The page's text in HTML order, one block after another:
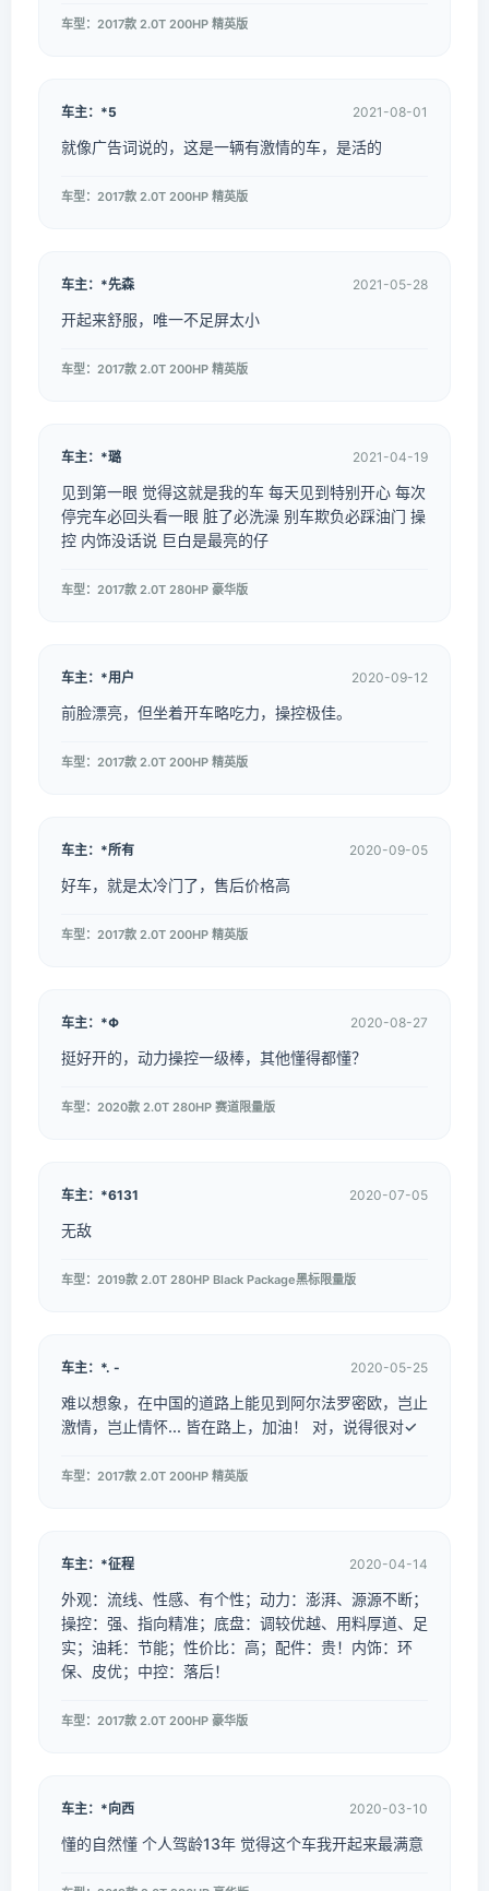
车型：2017款 2.0T 200HP 精英版
车主：*5 2021-08-01
就像广告词说的，这是一辆有激情的车，是活的
车型：2017款 2.0T 200HP 精英版
车主：*先森 2021-05-28
开起来舒服，唯一不足屏太小
车型：2017款 2.0T 200HP 精英版
车主：*璐 2021-04-19
见到第一眼 觉得这就是我的车 每天见到特别开心 每次
停完车必回头看一眼 脏了必洗澡 别车欺负必踩油门 操
控 内饰没话说 巨白是最亮的仔
车型：2017款 2.0T 280HP 豪华版
车主：*用户 2020-09-12
前脸漂亮，但坐着开车略吃力，操控极佳。
车型：2017款 2.0T 200HP 精英版
车主：*所有 2020-09-05
好车，就是太冷门了，售后价格高
车型：2017款 2.0T 200HP 精英版
车主：*Φ 2020-08-27
挺好开的，动力操控一级棒，其他懂得都懂？
车型：2020款 2.0T 280HP 赛道限量版
车主：*6131 2020-07-05
无敌
车型：2019款 2.0T 280HP Black Package黑标限量版
车主：*. - 2020-05-25
难以想象，在中国的道路上能见到阿尔法罗密欧，岂止
激情，岂止情怀... 皆在路上，加油！ 对，说得很对✓
车型：2017款 2.0T 200HP 精英版
车主：*征程 2020-04-14
外观：流线、性感、有个性；动力：澎湃、源源不断；
操控：强、指向精准；底盘：调较优越、用料厚道、足
实；油耗：节能；性价比：高；配件：贵！内饰：环
保、皮优；中控：落后！
车型：2017款 2.0T 200HP 豪华版
车主：*向西 2020-03-10
懂的自然懂 个人驾龄13年 觉得这个车我开起来最满意